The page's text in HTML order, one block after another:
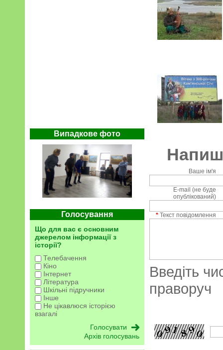
Випадкове фото
Голосування
Що для вас є основним
джерелом інформації з
історії?
Телебачення
Кіно
Інтернет
Література
Шкільні підручники
Інше
Не цікавлюся історією
взагалі
Архів голосувань
Ваше ім'я
E-mail (не буде
опублікований)
* Текст повідомлення
Введіть
праворуч